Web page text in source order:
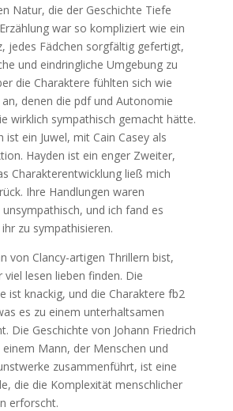
Natur, die der Geschichte Tiefe
war so kompliziert wie ein
jedes Fädchen sorgfältig gefertigt,
und eindringliche Umgebung zu
die Charaktere fühlten sich wie
an, denen die pdf und Autonomie
wirklich sympathisch gemacht hätte.
ist ein Juwel, mit Cain Casey als
Hayden ist ein enger Zweiter,
Charakterentwicklung ließ mich
Ihre Handlungen waren
und ich fand es
zu sympathisieren.
von Clancy-artigen Thrillern bist,
viel lesen lieben finden. Die
ist knackig, und die Charaktere fb2
es zu einem unterhaltsamen
Die Geschichte von Johann Friedrich
Mann, der Menschen und
zusammenführt, ist eine
die die Komplexität menschlicher
erforscht.